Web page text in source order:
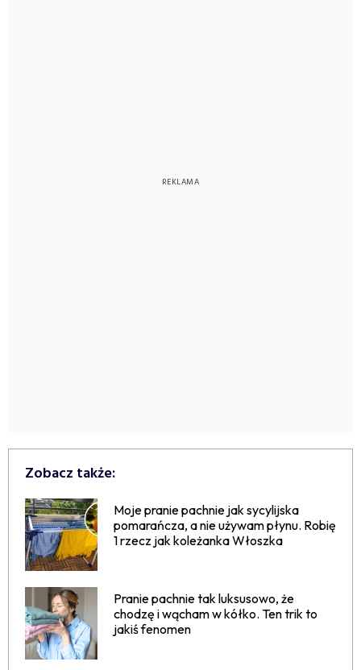
Zobacz także:
Moje pranie pachnie jak sycylijska
pomarańcza, a nie używam płynu. Robię
1 rzecz jak koleżanka Włoszka
Pranie pachnie tak luksusowo, że
chodzę i wącham w kółko. Ten trik to
jakiś fenomen